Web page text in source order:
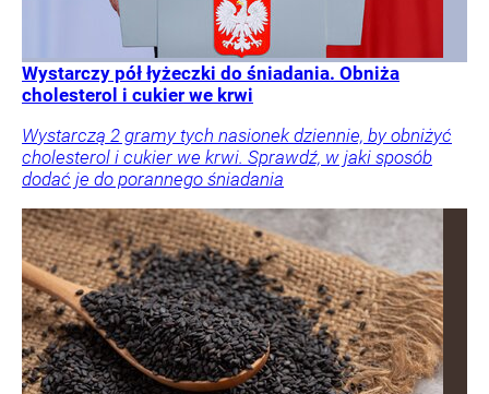
Wystarczy pół łyżeczki do śniadania. Obniża
cholesterol i cukier we krwi
Wystarczą 2 gramy tych nasionek dziennie, by obniżyć
cholesterol i cukier we krwi. Sprawdź, w jaki sposób
dodać je do porannego śniadania